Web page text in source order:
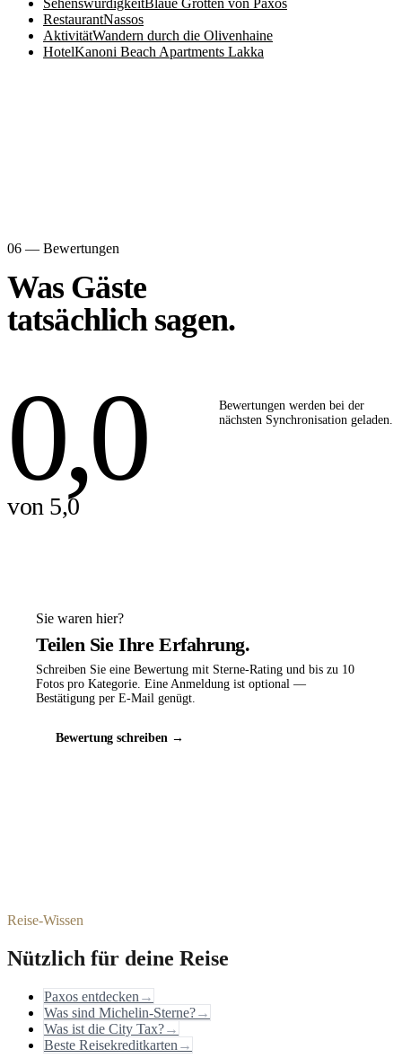
SehenswürdigkeitBlaue Grotten von Paxos
RestaurantNassos
AktivitätWandern durch die Olivenhaine
HotelKanoni Beach Apartments Lakka
06 — Bewertungen
Was Gäste
tatsächlich sagen.
0,0
von 5,0
Bewertungen werden bei der
nächsten Synchronisation geladen.
Sie waren hier?
Teilen Sie Ihre Erfahrung.
Schreiben Sie eine Bewertung mit Sterne-Rating und bis zu 10
Fotos pro Kategorie. Eine Anmeldung ist optional —
Bestätigung per E-Mail genügt.
Bewertung schreiben →
Reise-Wissen
Nützlich für deine Reise
Paxos entdecken →
Was sind Michelin-Sterne?→
Was ist die City Tax?→
Beste Reisekreditkarten →